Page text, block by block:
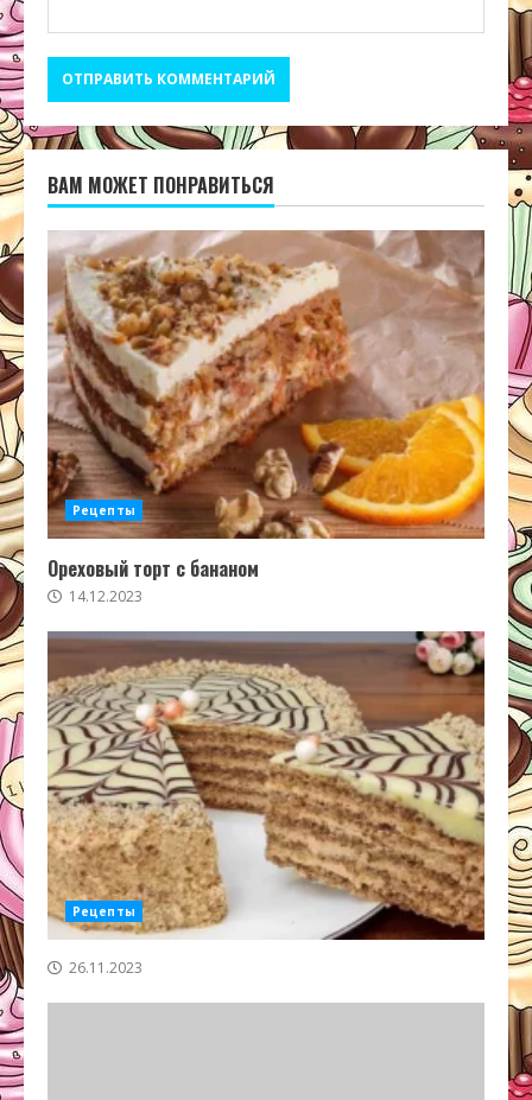
ВАМ МОЖЕТ ПОНРАВИТЬСЯ
Рецепты
Ореховый торт с бананом
14.12.2023
Рецепты
26.11.2023